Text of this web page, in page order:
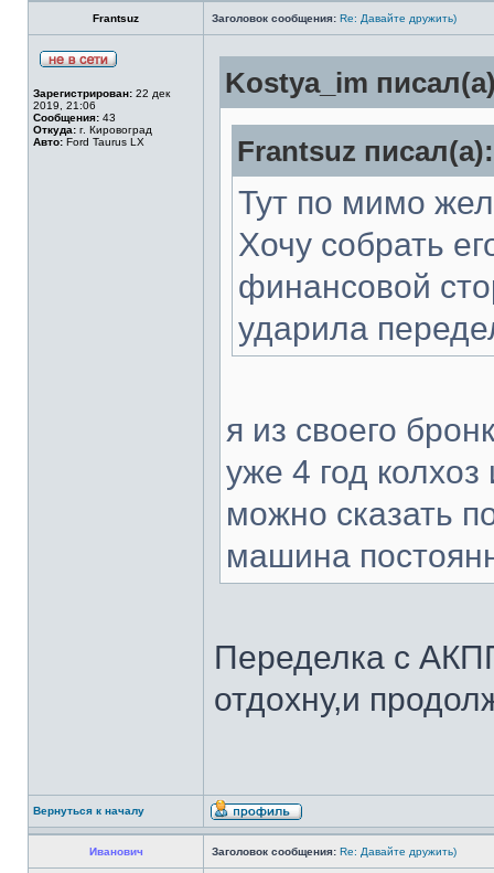
Frantsuz Заголовок сообщения: Re: Давайте дружить)
Зарегистрирован: 22 дек
2019, 21:06
Сообщения: 43
Откуда: г. Кировоград
Авто: Ford Taurus LX
Kostya_im
Frantsuz писал(а):
Тут по мимо
Хочу собрать
финансовой
ударила
я из своего
уже 4 год
можно сказать
машина
Переделка с
отдохну,и
Вернуться к началу
Иванович Заголовок сообщения: Re: Давайте дружить)